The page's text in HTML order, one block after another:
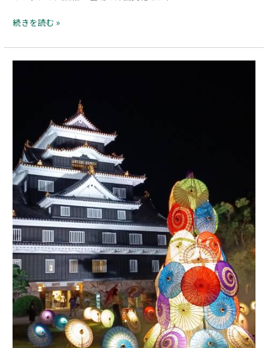
続きを読む »